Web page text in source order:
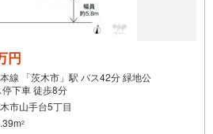
円
線 「茨木市」駅 バス42分 緑地公
下車 徒歩8分
市山手台5丁目
2